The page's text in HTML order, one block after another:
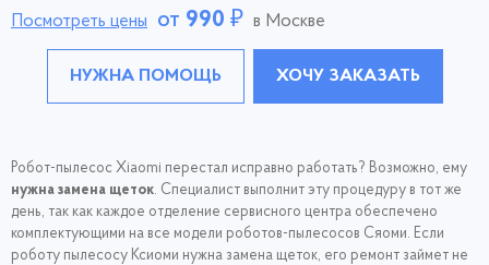
Посмотреть цены от 990 ₽ в Москве
НУЖНА ПОМОЩЬ ХОЧУ ЗАКАЗАТЬ
Робот-пылесос Xiaomi перестал исправно работать? Возможно, ему
нужна замена щеток. Специалист выполнит эту процедуру в тот же
день, так как каждое отделение сервисного центра обеспечено
комплектующими на все модели роботов-пылесосов Сяоми. Если
роботу пылесосу Ксиоми нужна замена щеток, его ремонт займет не